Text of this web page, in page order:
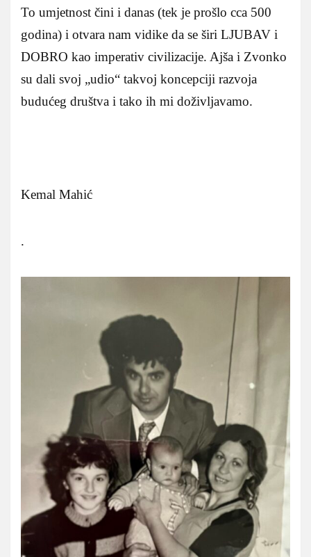
To umjetnost čini i danas (tek je prošlo cca 500
godina) i otvara nam vidike da se širi LJUBAV i
DOBRO kao imperativ civilizacije. Ajša i Zvonko
su dali svoj „udio“ takvoj koncepciji razvoja
budućeg društva i tako ih mi doživljavamo.
Kemal Mahić
.